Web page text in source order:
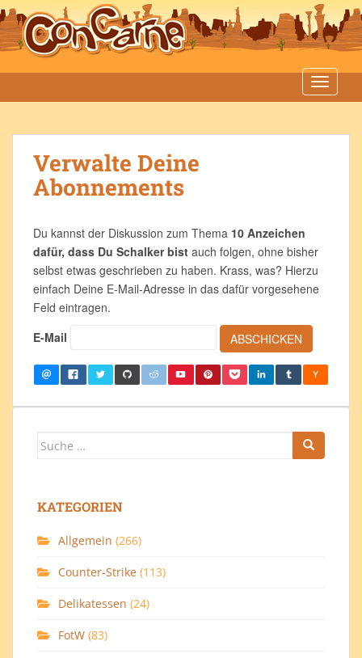
S
k
i
o
Verwalte Deine
Abonnements
Du kannst der Diskussion zum Thema 10 Anzeichen
dafür, dass Du Schalker bist auch folgen, ohne bisher
selbst etwas geschrieben zu haben. Krass, was? Hierzu
einfach Deine E-Mail-Adresse in das dafür vorgesehene
Feld eintragen.
E-Mail
Suche
KATEGORIEN
Allgemein (266)
Counter-Strike (113)
Delikatessen (24)
FotW (83)